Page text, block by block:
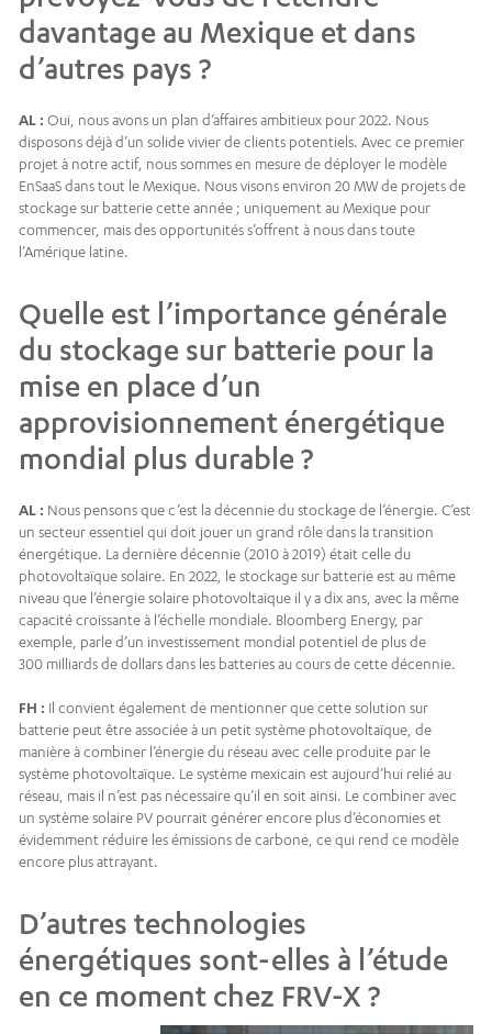
davantage au Mexique et dans
d’autres pays ?
AL : Oui, nous avons un plan d’affaires ambitieux pour 2022. Nous
disposons déjà d’un solide vivier de clients potentiels. Avec ce premier
projet à notre actif, nous sommes en mesure de déployer le modèle
EnSaaS dans tout le Mexique. Nous visons environ 20 MW de projets de
stockage sur batterie cette année ; uniquement au Mexique pour
commencer, mais des opportunités s’offrent à nous dans toute
l’Amérique latine.
Quelle est l’importance générale
du stockage sur batterie pour la
mise en place d’un
approvisionnement énergétique
mondial plus durable ?
AL : Nous pensons que c’est la décennie du stockage de l’énergie. C’est
un secteur essentiel qui doit jouer un grand rôle dans la transition
énergétique. La dernière décennie (2010 à 2019) était celle du
photovoltaïque solaire. En 2022, le stockage sur batterie est au même
niveau que l’énergie solaire photovoltaïque il y a dix ans, avec la même
capacité croissante à l’échelle mondiale. Bloomberg Energy, par
exemple, parle d’un investissement mondial potentiel de plus de
300 milliards de dollars dans les batteries au cours de cette décennie.
FH : Il convient également de mentionner que cette solution sur
batterie peut être associée à un petit système photovoltaïque, de
manière à combiner l’énergie du réseau avec celle produite par le
système photovoltaïque. Le système mexicain est aujourd’hui relié au
réseau, mais il n’est pas nécessaire qu’il en soit ainsi. Le combiner avec
un système solaire PV pourrait générer encore plus d’économies et
évidemment réduire les émissions de carbone, ce qui rend ce modèle
encore plus attrayant.
D’autres technologies
énergétiques sont-elles à l’étude
en ce moment chez FRV-X ?